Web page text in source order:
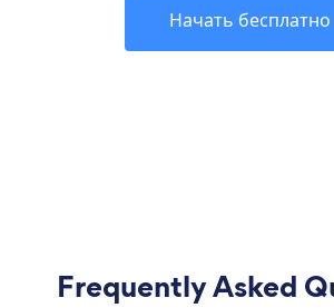
Начать бесплатно
Frequently Asked